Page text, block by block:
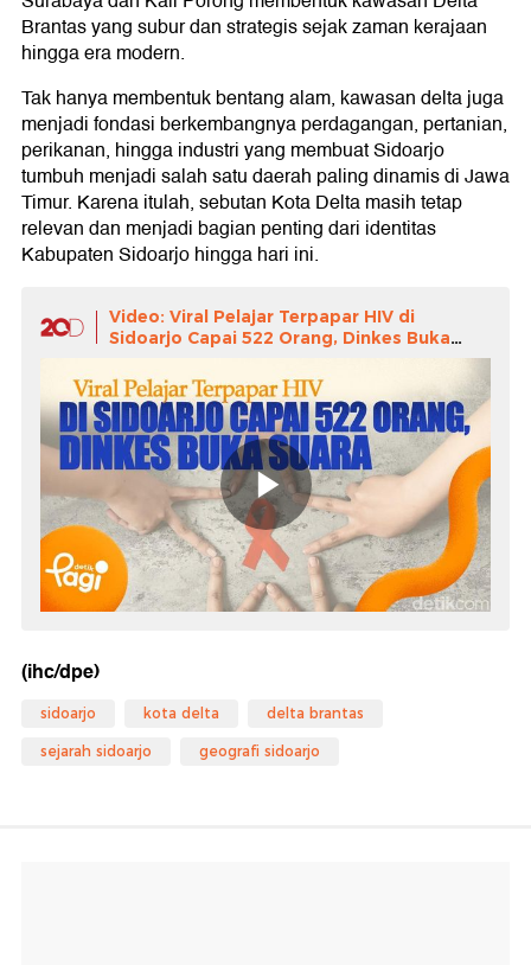
Brantas yang subur dan strategis sejak zaman kerajaan
hingga era modern.
Tak hanya membentuk bentang alam, kawasan delta juga
menjadi fondasi berkembangnya perdagangan, pertanian,
perikanan, hingga industri yang membuat Sidoarjo
tumbuh menjadi salah satu daerah paling dinamis di Jawa
Timur. Karena itulah, sebutan Kota Delta masih tetap
relevan dan menjadi bagian penting dari identitas
Kabupaten Sidoarjo hingga hari ini.
Video: Viral Pelajar Terpapar HIV di
Sidoarjo Capai 522 Orang, Dinkes Buka
(ihc/dpe)
sidoarjo kota delta delta brantas
sejarah sidoarjo geografi sidoarjo